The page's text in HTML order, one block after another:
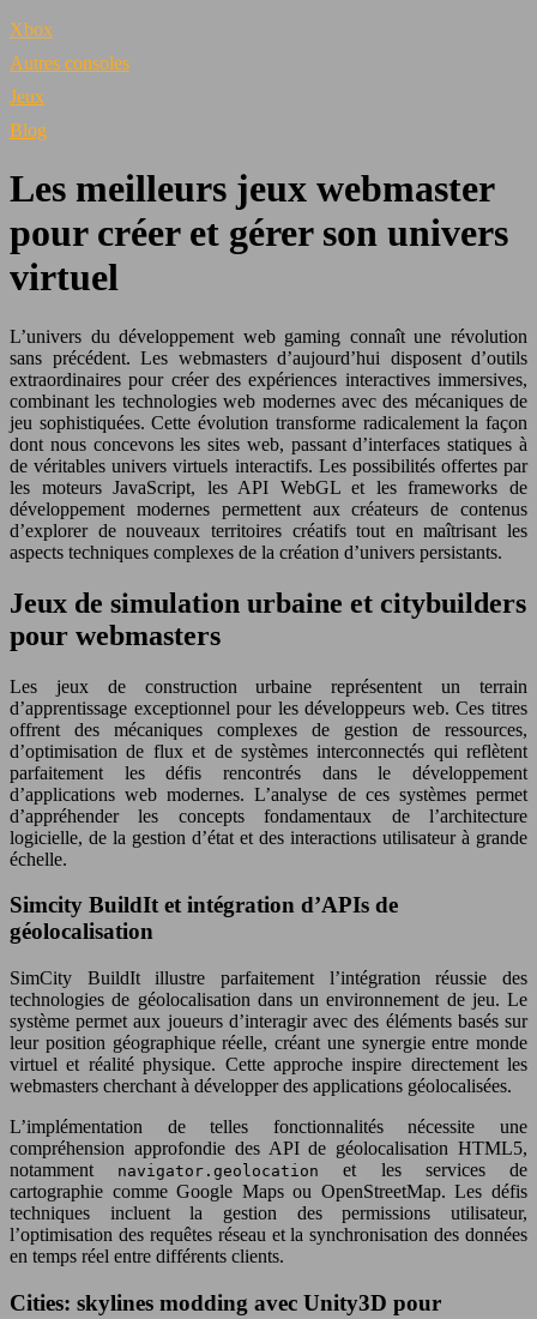
Xbox
Autres consoles
Jeux
Blog
Les meilleurs jeux webmaster
pour créer et gérer son univers
virtuel
L’univers du développement web gaming connaît une révolution
sans précédent. Les webmasters d’aujourd’hui disposent d’outils
extraordinaires pour créer des expériences interactives immersives,
combinant les technologies web modernes avec des mécaniques de
jeu sophistiquées. Cette évolution transforme radicalement la façon
dont nous concevons les sites web, passant d’interfaces statiques à
de véritables univers virtuels interactifs. Les possibilités offertes par
les moteurs JavaScript, les API WebGL et les frameworks de
développement modernes permettent aux créateurs de contenus
d’explorer de nouveaux territoires créatifs tout en maîtrisant les
aspects techniques complexes de la création d’univers persistants.
Jeux de simulation urbaine et citybuilders
pour webmasters
Les jeux de construction urbaine représentent un terrain
d’apprentissage exceptionnel pour les développeurs web. Ces titres
offrent des mécaniques complexes de gestion de ressources,
d’optimisation de flux et de systèmes interconnectés qui reflètent
parfaitement les défis rencontrés dans le développement
d’applications web modernes. L’analyse de ces systèmes permet
d’appréhender les concepts fondamentaux de l’architecture
logicielle, de la gestion d’état et des interactions utilisateur à grande
échelle.
Simcity BuildIt et intégration d’APIs de
géolocalisation
SimCity BuildIt illustre parfaitement l’intégration réussie des
technologies de géolocalisation dans un environnement de jeu. Le
système permet aux joueurs d’interagir avec des éléments basés sur
leur position géographique réelle, créant une synergie entre monde
virtuel et réalité physique. Cette approche inspire directement les
webmasters cherchant à développer des applications géolocalisées.
L’implémentation de telles fonctionnalités nécessite une
compréhension approfondie des API de géolocalisation HTML5,
notamment
navigator.geolocation
et les services de
cartographie comme Google Maps ou OpenStreetMap. Les défis
techniques incluent la gestion des permissions utilisateur,
l’optimisation des requêtes réseau et la synchronisation des données
en temps réel entre différents clients.
Cities: skylines modding avec Unity3D pour